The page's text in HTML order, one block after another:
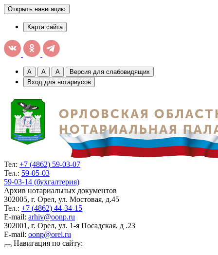
Открыть навигацию
Карта сайта
A A A
Версия для слабовидящих
Вход для нотариусов
Тел: +7 (4862) 59-03-07
Тел.: 59-05-03
59-03-14 (бухгалтерия)
Архив нотариальных документов
302005, г. Орел, ул. Мостовая, д.45
Тел.: +7 (4862) 44-34-15
E-mail: arhiv@oonp.ru
302001, г. Орел, ул. 1-я Посадская, д .23
E-mail: oonp@orel.ru
Навигация по сайту: